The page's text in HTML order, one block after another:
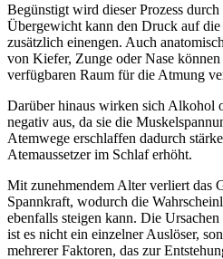
Begünstigt wird dieser Prozess
Übergewicht kann den Druck auf
zusätzlich einengen. Auch
von Kiefer, Zunge oder Nase
verfügbaren Raum für die Atmung
Darüber hinaus wirken sich Alkohol
negativ aus, da sie die
Atemwege erschlaffen dadurch
Atemaussetzer im Schlaf erhöht.
Mit zunehmendem Alter verliert das
Spannkraft, wodurch die
ebenfalls steigen kann. Die
ist es nicht ein einzelner Auslöser,
mehrerer Faktoren, das zur